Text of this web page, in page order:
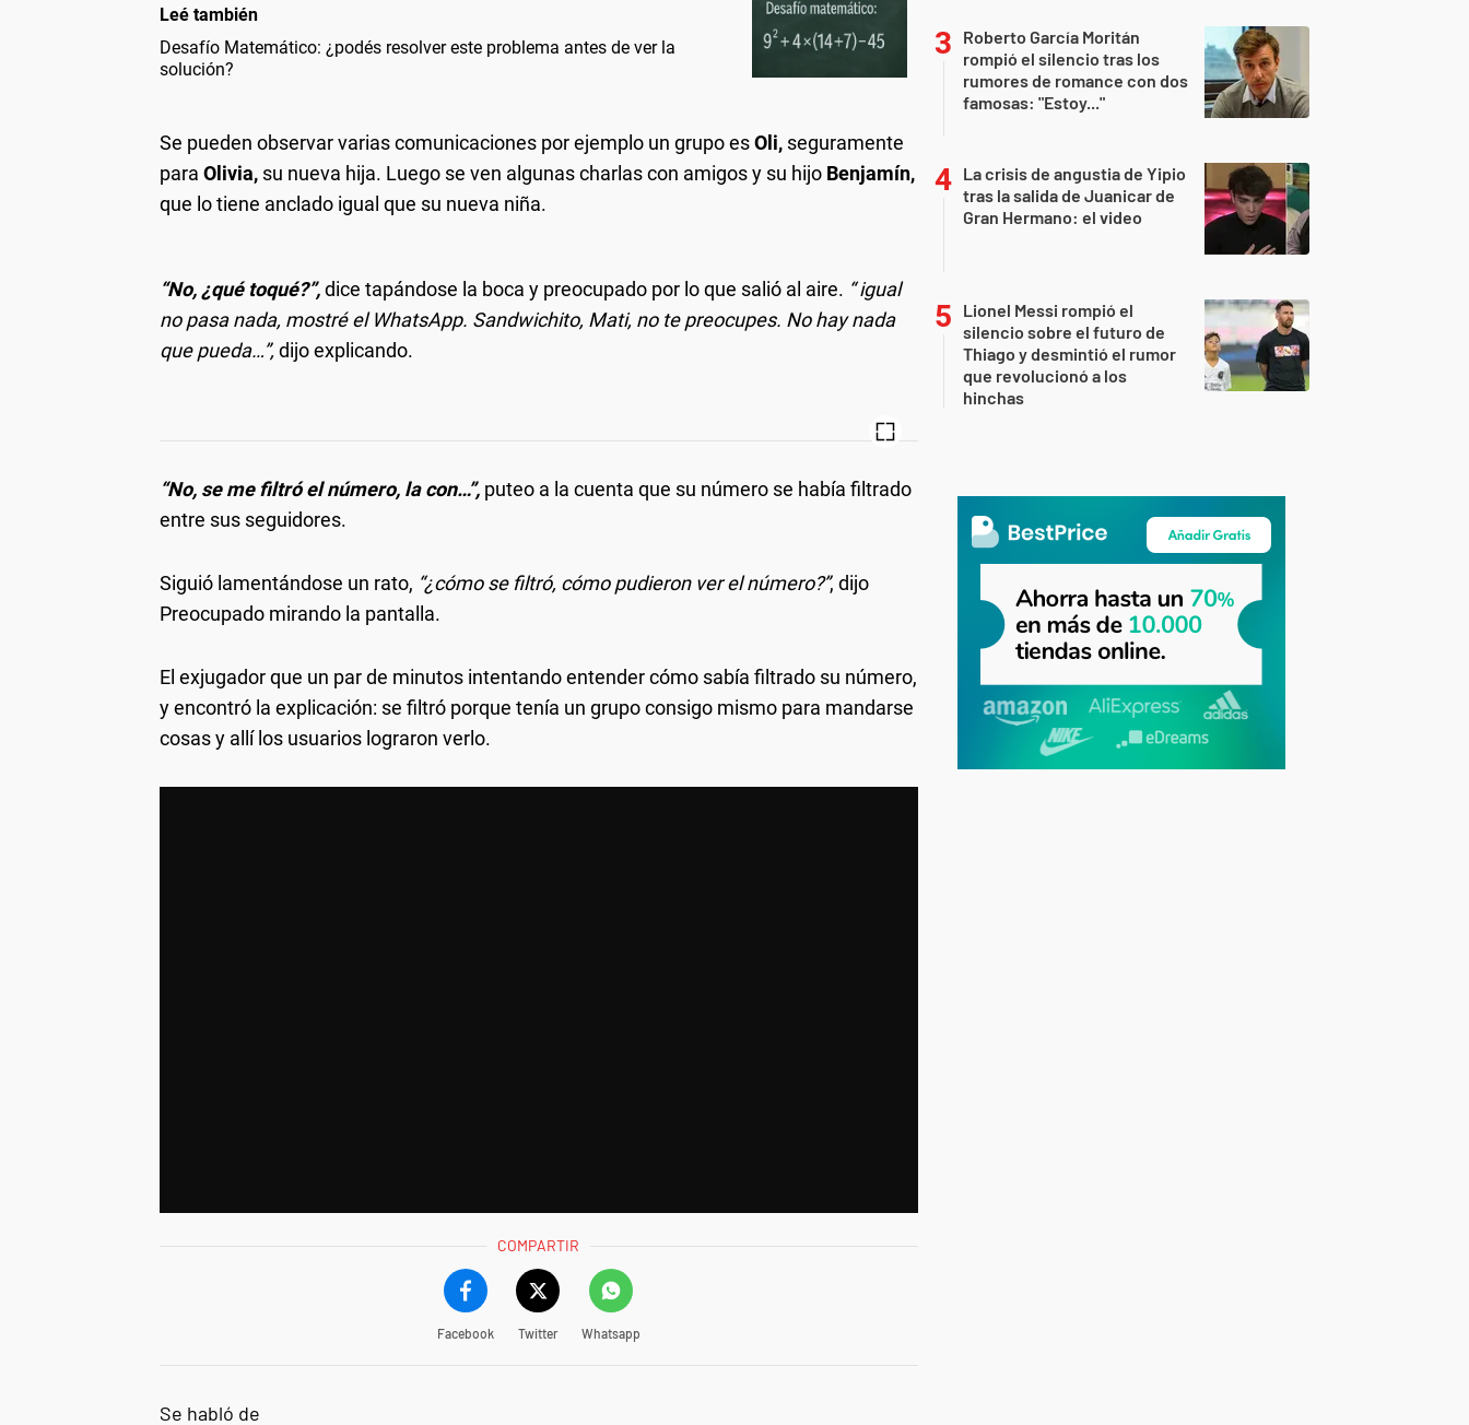
Leé también
Desafío Matemático: ¿podés resolver este problema antes de ver la
solución?
Se pueden observar varias comunicaciones por ejemplo un grupo esOli, seguramente
para Olivia, su nueva hija. Luego se ven algunas charlas con amigos y su hijo Benjamín,
que lo tiene anclado igual que su nueva niña.
“No, ¿qué toqué?”,dice tapándose la boca y preocupado por lo que salió al aire. “ igual
no pasa nada, mostré el WhatsApp. Sandwichito, Mati, no te preocupes. No hay nada
que pueda…”, dijo explicando.
“No, se me filtró el número, la con…”, puteo a la cuenta que su número se había filtrado
entre sus seguidores.
Siguió lamentándose un rato, “¿cómo se filtró, cómo pudieron ver el número?”, dijo
Preocupado mirando la pantalla.
El exjugador que un par de minutos intentando entender cómo sabía filtrado su número,
y encontró la explicación: se filtró porque tenía un grupo consigo mismo para mandarse
cosas y allí los usuarios lograron verlo.
COMPARTIR
Facebook Twitter Whatsapp
Se habló de
Roberto García Moritán
rompió el silencio tras los
rumores de romance con dos
famosas: "Estoy..."
La crisis de angustia de Yipio
tras la salida de Juanicar de
Gran Hermano: el video
Lionel Messi rompió el
silencio sobre el futuro de
Thiago y desmintió el rumor
que revolucionó a los
hinchas